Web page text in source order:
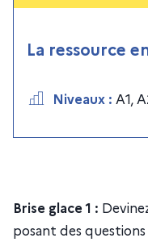
La ressource
Niveaux : A1,
Brise glace 1 :
posant des